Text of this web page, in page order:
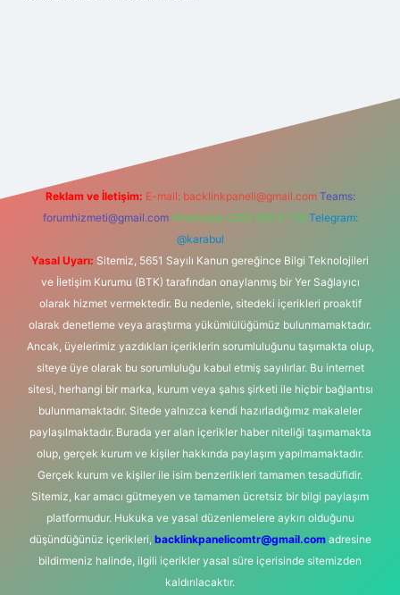
Reklam ve İletişim: E-mail: backlinkpaneli@gmail.com Teams:
forumhizmeti@gmail.com Whatsapp: 0262 606 0 726 Telegram:
@karabul
Yasal Uyarı: Sitemiz, 5651 Sayılı Kanun gereğince Bilgi Teknolojileri
ve İletişim Kurumu (BTK) tarafından onaylanmış bir Yer Sağlayıcı
olarak hizmet vermektedir. Bu nedenle, sitedeki içerikleri proaktif
olarak denetleme veya araştırma yükümlülüğümüz bulunmamaktadır.
Ancak, üyelerimiz yazdıkları içeriklerin sorumluluğunu taşımakta olup,
siteye üye olarak bu sorumluluğu kabul etmiş sayılırlar. Bu internet
sitesi, herhangi bir marka, kurum veya şahıs şirketi ile hiçbir bağlantısı
bulunmamaktadır. Sitede yalnızca kendi hazırladığımız makaleler
paylaşılmaktadır. Burada yer alan içerikler haber niteliği taşımamakta
olup, gerçek kurum ve kişiler hakkında paylaşım yapılmamaktadır.
Gerçek kurum ve kişiler ile isim benzerlikleri tamamen tesadüfidir.
Sitemiz, kar amacı gütmeyen ve tamamen ücretsiz bir bilgi paylaşım
platformudur. Hukuka ve yasal düzenlemelere aykırı olduğunu
düşündüğünüz içerikleri, backlinkpanelicomtr@gmail.comadresine
bildirmeniz halinde, ilgili içerikler yasal süre içerisinde sitemizden
kaldırılacaktır.